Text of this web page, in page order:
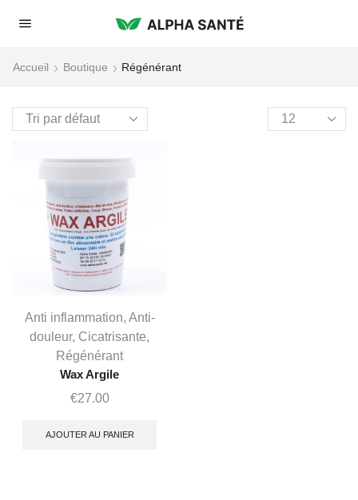
Accueil Boutique Régénérant
Anti inflammation, Anti-
douleur, Cicatrisante,
Régénérant
Wax Argile
€27.00
AJOUTER AU PANIER